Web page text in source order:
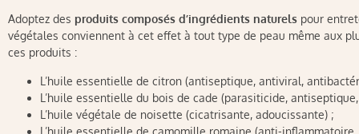
Adoptez des produits composés d’ingrédients naturels pour
végétales conviennent à cet effet à tout type de peau même aux
ces produits :
L’huile essentielle de citron (antiseptique, antiviral,
L’huile essentielle du bois de cade (parasiticide,
L’huile végétale de noisette (cicatrisante, adoucissante) ;
L’huile essentielle de camomille romaine (anti-